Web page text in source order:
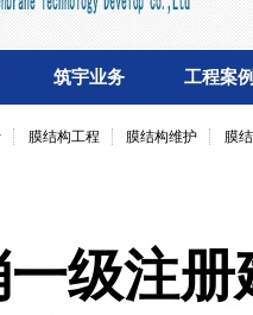
筑宇业务 工程案
膜结构工程 膜结构维护 膜
一级注